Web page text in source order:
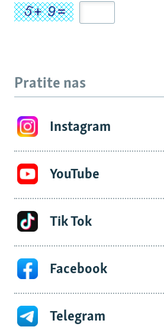
Pratite nas
Instagram
YouTube
Tik Tok
Facebook
Telegram